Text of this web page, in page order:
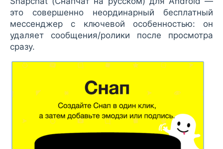
это совершенно неординарный бесплатный
мессенджер с ключевой особенностью: он
удаляет сообщения/ролики после просмотра
сразу.